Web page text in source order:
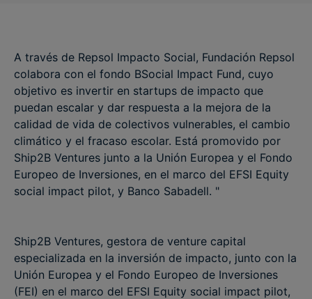
A través de Repsol Impacto Social, Fundación Repsol
colabora con el fondo BSocial Impact Fund, cuyo
objetivo es invertir en startups de impacto que
puedan escalar y dar respuesta a la mejora de la
calidad de vida de colectivos vulnerables, el cambio
climático y el fracaso escolar. Está promovido por
Ship2B Ventures junto a la Unión Europea y el Fondo
Europeo de Inversiones, en el marco del EFSI Equity
social impact pilot, y Banco Sabadell. "
Ship2B Ventures, gestora de venture capital
especializada en la inversión de impacto, junto con la
Unión Europea y el Fondo Europeo de Inversiones
(FEI) en el marco del EFSI Equity social impact pilot,